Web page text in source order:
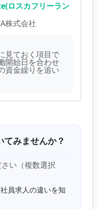
ロスカフリーラン
株式会社
見ておく項目で
開始日を合わせ
資金繰りを追い
みませんか？
い（複数選択
員求人の違いを知